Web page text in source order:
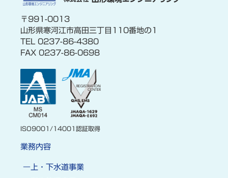
〒991-0013
山形県寒河江市高田三丁目110番地の1
TEL 0237-86-4380
FAX 0237-86-0698
ISO9001/14001認証取得
業務内容
上・下水道事業